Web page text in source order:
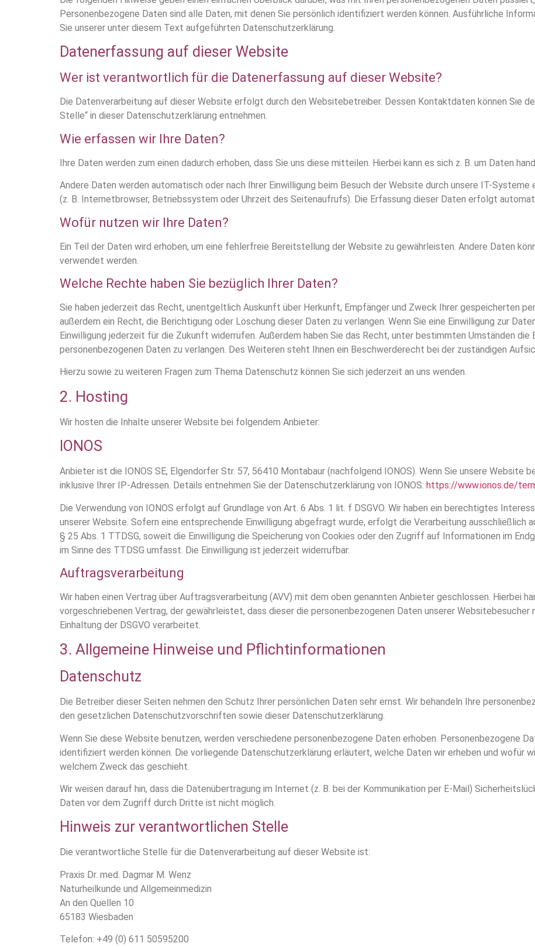
Personenbezogene Daten sind alle Daten, mit denen Sie persönlich identifiziert werden können. Ausführliche
Sie unserer unter diesem Text aufgeführten Datenschutzerklärung.
Datenerfassung auf dieser Website
Wer ist verantwortlich für die Datenerfassung auf dieser Website?
Die Datenverarbeitung auf dieser Website erfolgt durch den Websitebetreiber. Dessen Kontaktdaten können Sie
Stelle“ in dieser Datenschutzerklärung entnehmen.
Wie erfassen wir Ihre Daten?
Ihre Daten werden zum einen dadurch erhoben, dass Sie uns diese mitteilen. Hierbei kann es sich z. B. um Daten
Andere Daten werden automatisch oder nach Ihrer Einwilligung beim Besuch der Website durch unsere IT-
(z. B. Internetbrowser, Betriebssystem oder Uhrzeit des Seitenaufrufs). Die Erfassung dieser Daten erfolgt
Wofür nutzen wir Ihre Daten?
Ein Teil der Daten wird erhoben, um eine fehlerfreie Bereitstellung der Website zu gewährleisten. Andere Daten
verwendet werden.
Welche Rechte haben Sie bezüglich Ihrer Daten?
Sie haben jederzeit das Recht, unentgeltlich Auskunft über Herkunft, Empfänger und Zweck Ihrer gespeicherten
außerdem ein Recht, die Berichtigung oder Löschung dieser Daten zu verlangen. Wenn Sie eine Einwilligung zur
Einwilligung jederzeit für die Zukunft widerrufen. Außerdem haben Sie das Recht, unter bestimmten Umständen die
personenbezogenen Daten zu verlangen. Des Weiteren steht Ihnen ein Beschwerderecht bei der zuständigen
Hierzu sowie zu weiteren Fragen zum Thema Datenschutz können Sie sich jederzeit an uns wenden.
2. Hosting
Wir hosten die Inhalte unserer Website bei folgendem Anbieter:
IONOS
Anbieter ist die IONOS SE, Elgendorfer Str. 57, 56410 Montabaur (nachfolgend IONOS). Wenn Sie unsere Website
inklusive Ihrer IP-Adressen. Details entnehmen Sie der Datenschutzerklärung von IONOS: https://www.ionos.de/
Die Verwendung von IONOS erfolgt auf Grundlage von Art. 6 Abs. 1 lit. f DSGVO. Wir haben ein berechtigtes
unserer Website. Sofern eine entsprechende Einwilligung abgefragt wurde, erfolgt die Verarbeitung ausschließlich
§ 25 Abs. 1 TTDSG, soweit die Einwilligung die Speicherung von Cookies oder den Zugriff auf Informationen im
im Sinne des TTDSG umfasst. Die Einwilligung ist jederzeit widerrufbar.
Auftragsverarbeitung
Wir haben einen Vertrag über Auftragsverarbeitung (AVV) mit dem oben genannten Anbieter geschlossen. Hierbei
vorgeschriebenen Vertrag, der gewährleistet, dass dieser die personenbezogenen Daten unserer Websitebesucher
Einhaltung der DSGVO verarbeitet.
3. Allgemeine Hinweise und Pflicht­informationen
Datenschutz
Die Betreiber dieser Seiten nehmen den Schutz Ihrer persönlichen Daten sehr ernst. Wir behandeln Ihre
den gesetzlichen Datenschutzvorschriften sowie dieser Datenschutzerklärung.
Wenn Sie diese Website benutzen, werden verschiedene personenbezogene Daten erhoben. Personenbezogene
identifiziert werden können. Die vorliegende Datenschutzerklärung erläutert, welche Daten wir erheben und wofür
welchem Zweck das geschieht.
Wir weisen darauf hin, dass die Datenübertragung im Internet (z. B. bei der Kommunikation per E-Mail)
Daten vor dem Zugriff durch Dritte ist nicht möglich.
Hinweis zur verantwortlichen Stelle
Die verantwortliche Stelle für die Datenverarbeitung auf dieser Website ist:
Praxis Dr. med. Dagmar M. Wenz
Naturheilkunde und Allgemeinmedizin
An den Quellen 10
65183 Wiesbaden
Telefon: +49 (0) 611 50595200